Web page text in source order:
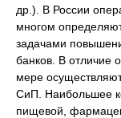
др.). В России
многом
задачами
банков. В отличие
мере
СиП. Наибольшее
пищевой,